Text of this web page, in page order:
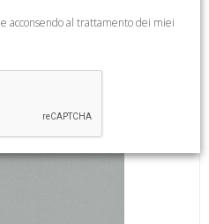
e acconsendo al trattamento dei miei